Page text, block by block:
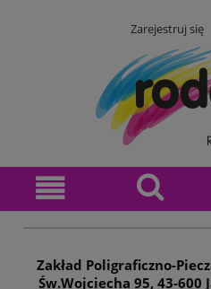
Zarejestruj się
Zakład Poligraficzno-
Św.Wojciecha 95, 43-600